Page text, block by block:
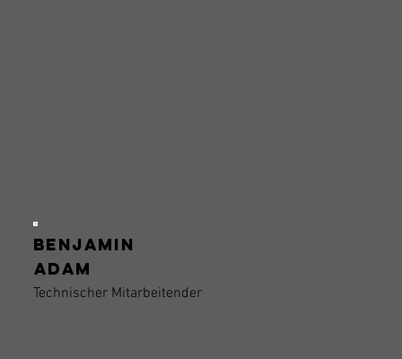
Benjamin
Adam
Technischer Mitarbeitender